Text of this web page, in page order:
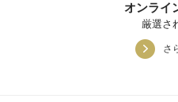
オンライ
厳選さ
さ